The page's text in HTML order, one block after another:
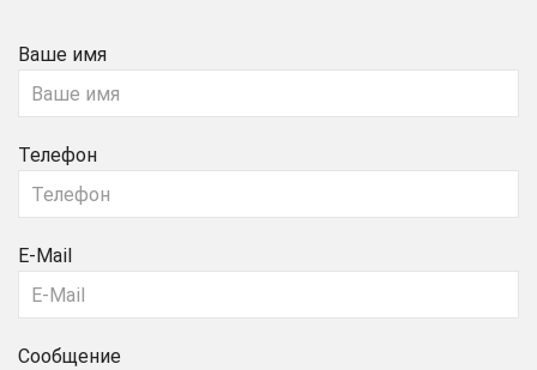
Ваше имя
Телефон
E-Mail
Сообщение